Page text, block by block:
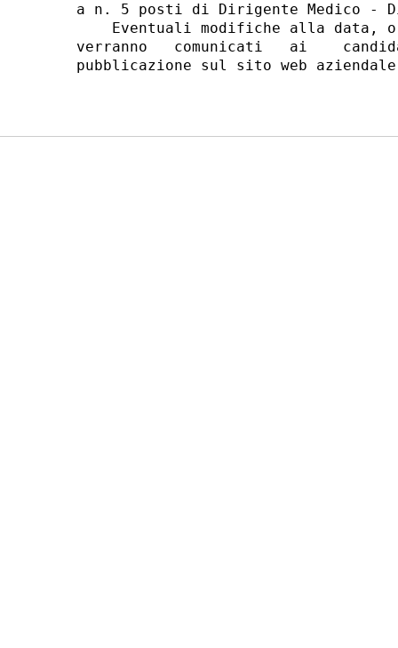
a n. 5 posti di Dirigente Medico -
Eventuali modifiche alla data,
verranno   comunicati   ai
pubblicazione sul sito web